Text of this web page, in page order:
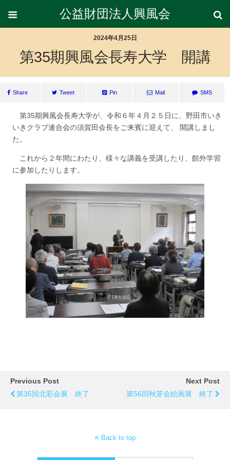
公益財団法人興風会
2024年4月25日
第35期興風会長寿大学 開講
Share Tweet Pin Mail SMS
第35期興風会長寿大学が、令和６年４月２５日に、野田市いき
いきクラブ連合会の須賀田会長をご来賓に迎えて、 開講しまし
た。
これから２年間にわたり、様々な講義を受講したり、館外学習
に参加したりします。
Previous Post
第35回北彩会展 終了
Next Post
第56回秋芽会絵画展 終了
Back to top